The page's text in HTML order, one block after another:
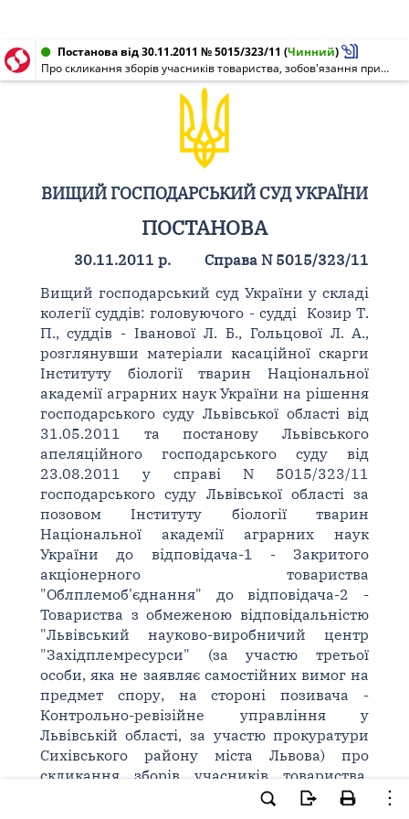
Постанова від 30.11.2011 № 5015/323/11 (Чинний)
Про скликання зборів учасників товариства, зобов'язання прийняття змін до установчого договору і статуту та повернення майна
ВИЩИЙ ГОСПОДАРСЬКИЙ СУД УКРАЇНИ
ПОСТАНОВА
30.11.2011 р.
Справа N 5015/323/11
Вищий господарський суд України у складі
колегії суддів: головуючого - судді Козир Т.
П., суддів - Іванової Л. Б., Гольцової Л. А.,
розглянувши матеріали касаційної скарги
Інституту біології тварин Національної
академії аграрних наук України на рішення
господарського суду Львівської області від
31.05.2011 та постанову Львівського
апеляційного господарського суду від
23.08.2011 у справі N 5015/323/11
господарського суду Львівської області за
позовом Інституту біології тварин
Національної академії аграрних наук
України до відповідача-1 - Закритого
акціонерного товариства
"Облплемоб'єднання" до відповідача-2 -
Товариства з обмеженою відповідальністю
"Львівський науково-виробничий центр
"Західплемресурси" (за участю третьої
особи, яка не заявляє самостійних вимог на
предмет спору, на стороні позивача -
Контрольно-ревізійне управління у
Львівській області, за участю прокуратури
Сихівського району міста Львова) про
скликання зборів учасників товариства,
зобов'язання прийняття змін до